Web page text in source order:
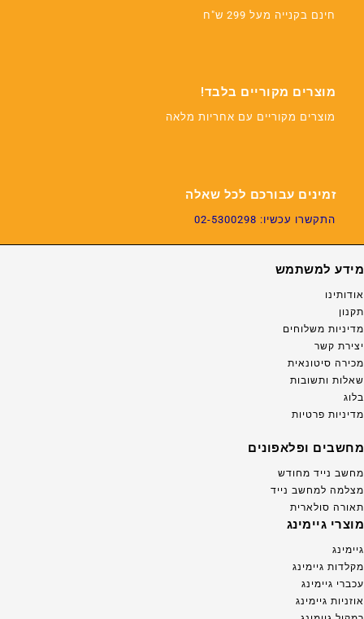
חינם בקנייה מעל 299 ש"ח
מוצרים מקוריים בלבד!
מוצרים מקוריים עם אחריות מלאה
זמינים עבורכם לכל שאלה
התקשרו עכשיו: 02-5300298
מידע למשתמש
אודותינו
תקנון
מדיניות משלוחים
יצירת קשר
מכירה סיטונאית
שאלות ותשובות
בלוג
מדיניות פרטיות
מחשבים ופלאפונים
מחשב נייד מחודש
מצלמה למחשב נייד
תאורה סולארית
מוצרי גיימינג
גיימינג
מקלדות גיימינג
עכברי גיימינג
אוזניות גיימינג